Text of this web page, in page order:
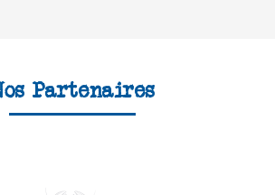
Partenaires